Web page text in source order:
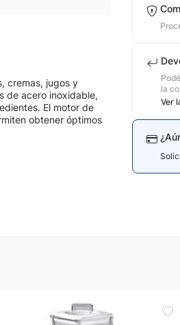
cremas, jugos y
de acero inoxidable,
El motor de
obtener óptimos
la
Ver